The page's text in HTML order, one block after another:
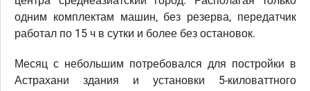
одним комплектам машин, без резерва, передатчик
работал по 15 ч в сутки и более без остановок.
Месяц с небольшим потребовался для постройки в
Астрахани здания и установки 5-киловаттного